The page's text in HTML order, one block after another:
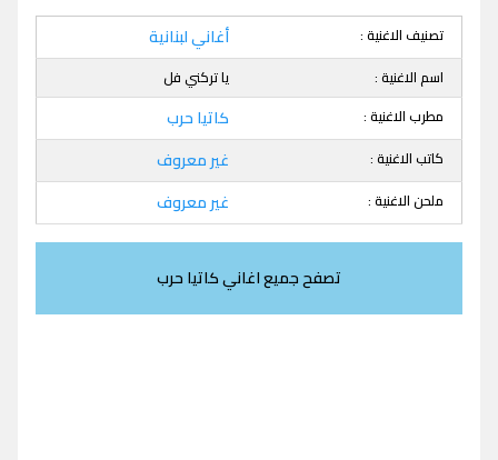
تصنيف الاغنية : أغاني لبنانية
اسم الاغنية :
يا تركني فل
مطرب الاغنية :
كاتيا حرب
كاتب الاغنية : غير معروف
ملحن الاغنية : غير معروف
تصفح جميع اغاني كاتيا حرب